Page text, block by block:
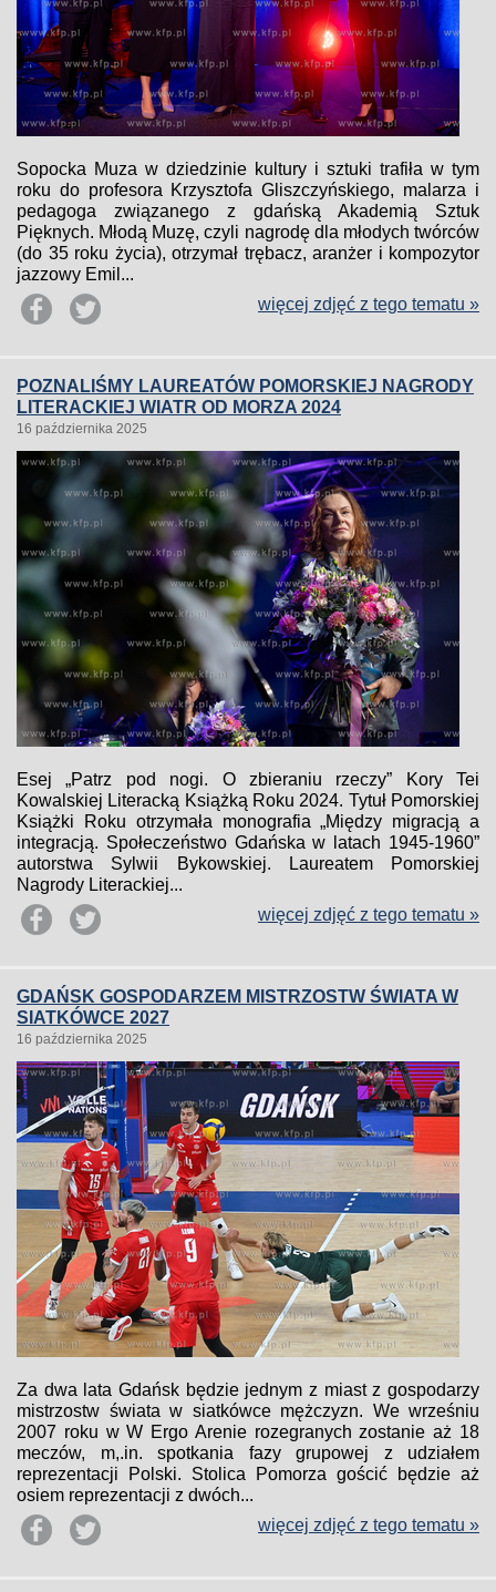
Sopocka Muza w dziedzinie kultury i sztuki trafiła w tym
roku do profesora Krzysztofa Gliszczyńskiego, malarza i
pedagoga związanego z gdańską Akademią Sztuk
Pięknych. Młodą Muzę, czyli nagrodę dla młodych twórców
(do 35 roku życia), otrzymał trębacz, aranżer i kompozytor
jazzowy Emil...
więcej zdjęć z tego tematu »
POZNALIŚMY LAUREATÓW POMORSKIEJ NAGRODY
LITERACKIEJ WIATR OD MORZA 2024
16 października 2025
Esej „Patrz pod nogi. O zbieraniu rzeczy” Kory Tei
Kowalskiej Literacką Książką Roku 2024. Tytuł Pomorskiej
Książki Roku otrzymała monografia „Między migracją a
integracją. Społeczeństwo Gdańska w latach 1945-1960”
autorstwa Sylwii Bykowskiej. Laureatem Pomorskiej
Nagrody Literackiej...
więcej zdjęć z tego tematu »
GDAŃSK GOSPODARZEM MISTRZOSTW ŚWIATA W
SIATKÓWCE 2027
16 października 2025
Za dwa lata Gdańsk będzie jednym z miast z gospodarzy
mistrzostw świata w siatkówce mężczyzn. We wrześniu
2007 roku w W Ergo Arenie rozegranych zostanie aż 18
meczów, m,.in. spotkania fazy grupowej z udziałem
reprezentacji Polski. Stolica Pomorza gościć będzie aż
osiem reprezentacji z dwóch...
więcej zdjęć z tego tematu »